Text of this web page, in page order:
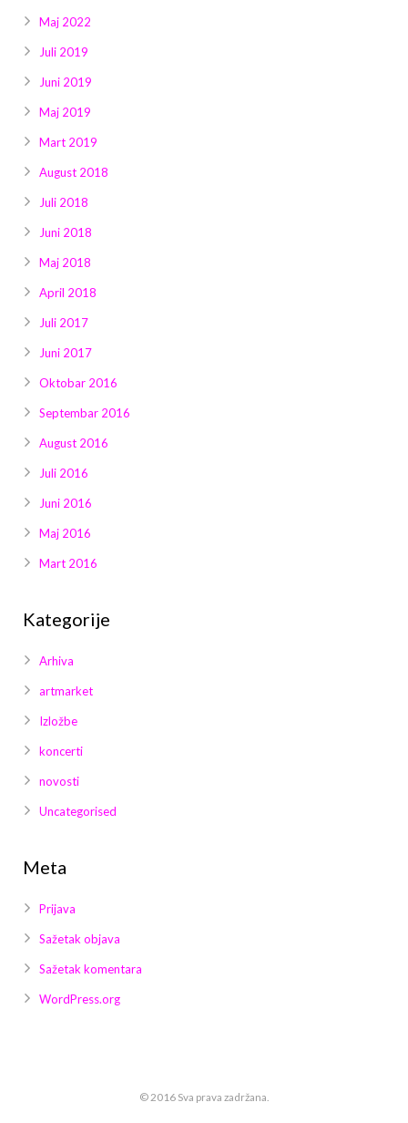
Maj 2022
Juli 2019
Juni 2019
Maj 2019
Mart 2019
August 2018
Juli 2018
Juni 2018
Maj 2018
April 2018
Juli 2017
Juni 2017
Oktobar 2016
Septembar 2016
August 2016
Juli 2016
Juni 2016
Maj 2016
Mart 2016
Kategorije
Arhiva
artmarket
Izložbe
koncerti
novosti
Uncategorised
Meta
Prijava
Sažetak objava
Sažetak komentara
WordPress.org
© 2016 Sva prava zadržana.